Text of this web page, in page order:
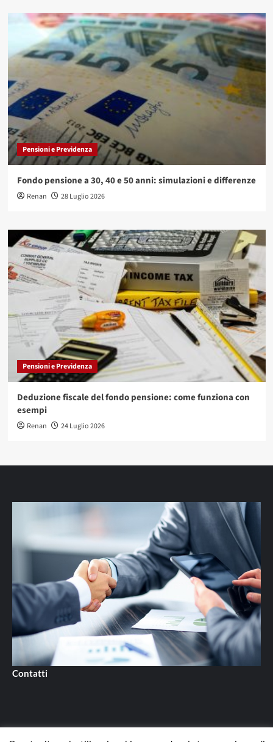
Pensioni e Previdenza
Fondo pensione a 30, 40 e 50 anni: simulazioni e differenze
Renan 28 Luglio 2026
Pensioni e Previdenza
Deduzione fiscale del fondo pensione: come funziona con
esempi
Renan 24 Luglio 2026
Contatti